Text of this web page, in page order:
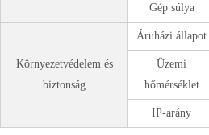
Gép súlya
Környezetvédelem és
biztonság
Áruházi állapot
Üzemi
hőmérséklet
IP-arány